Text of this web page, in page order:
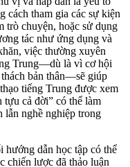
cách tham gia các sự kiện
trò chuyện, hoặc sử dụng
tác như ứng dụng và
việc thường xuyên
Trung—dù là vì cơ hội
bản thân—sẽ giúp
tiếng Trung được xem
tựu cả đời” có thể làm
lẫn nghề nghiệp trong
hướng dẫn học tập có thể
chiến lược đã thảo luận